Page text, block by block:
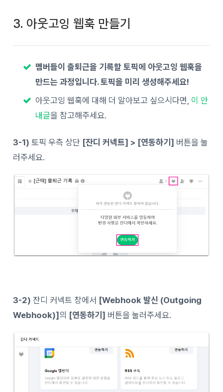
3. 아웃고잉 웹훅 만들기
멤버들이 출퇴근을 기록할 토픽에 아웃고잉 웹훅을
만드는 과정입니다. 토픽을 미리 생성해주세요!
아웃고잉 웹훅에 대해 더 알아보고 싶으시다면, 이 안
내글을 참고해주세요.
3-1) 토픽 우측 상단 [잔디 커넥트] > [연동하기] 버튼을 눌
러주세요.
3-2) 잔디 커넥트 창에서 [Webhook 발신 (Outgoing
Webhook)]의 [연동하기] 버튼을 눌러주세요.